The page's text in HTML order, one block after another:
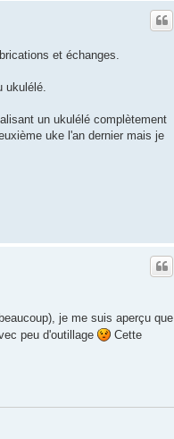
et échanges.
ukulélé.
un ukulélé complètement
uke l'an dernier mais je
je me suis aperçu que
peu d'outillage
Cette